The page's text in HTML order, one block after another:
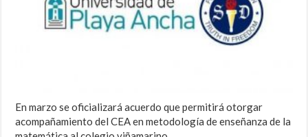
En marzo se oficializará acuerdo que permitirá otorgar
acompañamiento del CEA en metodología de enseñanza de la